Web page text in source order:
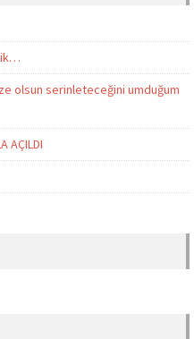
olsun serinleteceğini umduğum
AÇILDI